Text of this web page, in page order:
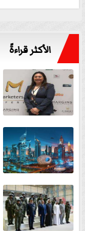
الأكثر قراءةً